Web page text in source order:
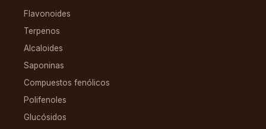
Flavonoides
Terpenos
Alcaloides
Saponinas
Compuestos fenólicos
Polifenoles
Glucósidos